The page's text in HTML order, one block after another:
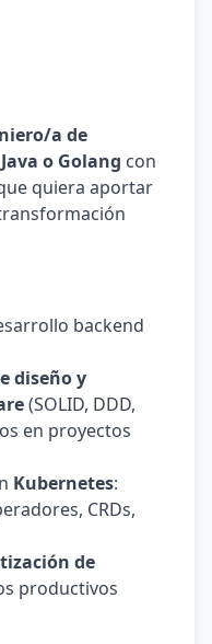
a de
o Golang con
quiera aportar
backend
diseño y
(SOLID, DDD,
en proyectos
Kubernetes:
CRDs,
de
productivos